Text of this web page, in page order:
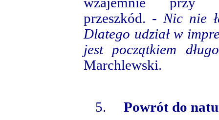
przeszkód. - Nic nie
Dlatego udział w
jest początkiem
Marchlewski.
5.
Powrót do